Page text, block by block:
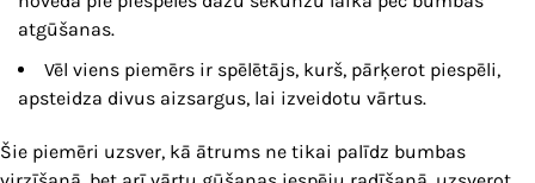
atgūšanas.
Vēl viens piemērs ir spēlētājs, kurš, pārķerot piespēli,
apsteidza divus aizsargus, lai izveidotu vārtus.
Šie piemēri uzsver, kā ātrums ne tikai palīdz bumbas